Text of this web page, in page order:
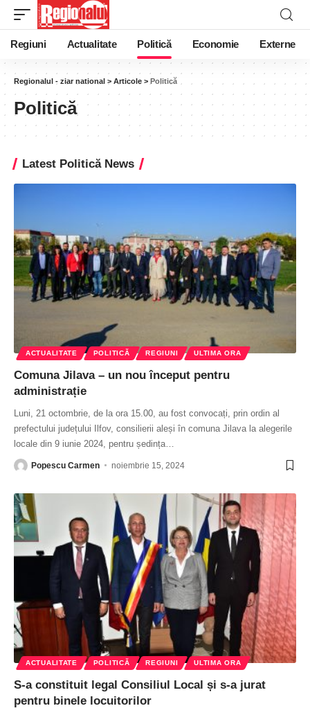
Regiuni Actualitate Politică Economie Externe
Regionalul - ziar national > Articole > Politică
Politică
Latest Politică News
ACTUALITATE POLITICĂ REGIUNI ULTIMA ORA
Comuna Jilava – un nou început pentru
administrație
Luni, 21 octombrie, de la ora 15.00, au fost convocați, prin ordin al
prefectului județului Ilfov, consilierii aleși în comuna Jilava la alegerile
locale din 9 iunie 2024, pentru ședința
Popescu Carmen noiembrie 15, 2024
ACTUALITATE POLITICĂ REGIUNI ULTIMA ORA
S-a constituit legal Consiliul Local și s-a jurat
pentru binele locuitorilor